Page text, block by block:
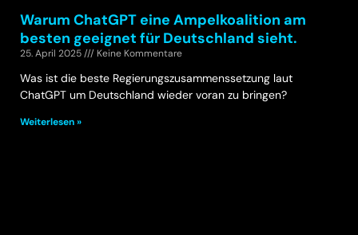
Warum ChatGPT eine Ampelkoalition am
besten geeignet für Deutschland sieht.
25. April 2025 Keine Kommentare
Was ist die beste Regierungszusammenssetzung laut
ChatGPT um Deutschland wieder voran zu bringen?
Weiterlesen »